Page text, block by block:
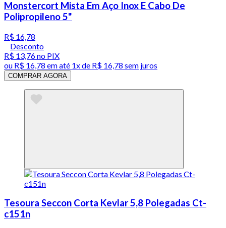
Monstercort Mista Em Aço Inox E Cabo De
Polipropileno 5"
R$ 16,78
Desconto
R$ 13,76no PIX
ou R$ 16,78 em até 1x de R$ 16,78 sem juros
COMPRAR AGORA
Tesoura Seccon Corta Kevlar 5,8 Polegadas Ct-
c151n